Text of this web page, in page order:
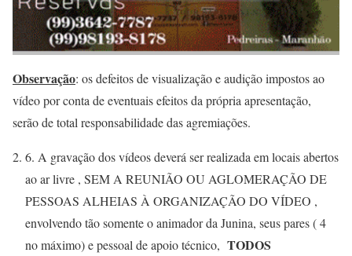
Observação: os defeitos de visualização e audição impostos ao
vídeo por conta de eventuais efeitos da própria apresentação,
serão de total responsabilidade das agremiações.
6. A gravação dos vídeos deverá ser realizada em locais abertos
ao ar livre , SEM A REUNIÃO OU AGLOMERAÇÃO DE
PESSOAS ALHEIAS À ORGANIZAÇÃO DO VÍDEO ,
envolvendo tão somente o animador da Junina, seus pares ( 4
no máximo) e pessoal de apoio técnico, TODOS